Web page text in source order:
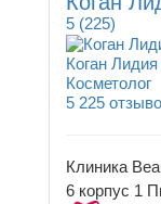
5 (225)
Коган
Косметолог
5 225
Клиника
6 корпус 1